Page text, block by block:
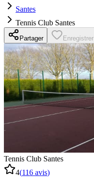
Santes
Tennis Club Santes
Partager Enregistrer
Tennis Club Santes
4(116 avis)